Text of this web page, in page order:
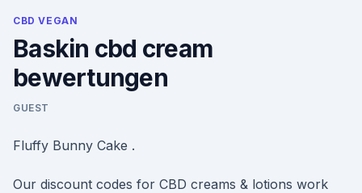
CBD VEGAN
Baskin cbd cream
bewertungen
GUEST
Fluffy Bunny Cake .
Our discount codes for CBD creams & lotions work